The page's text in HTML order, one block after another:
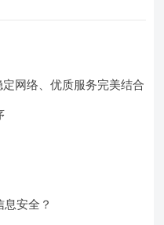
网络、优质服务完美结合
安全？